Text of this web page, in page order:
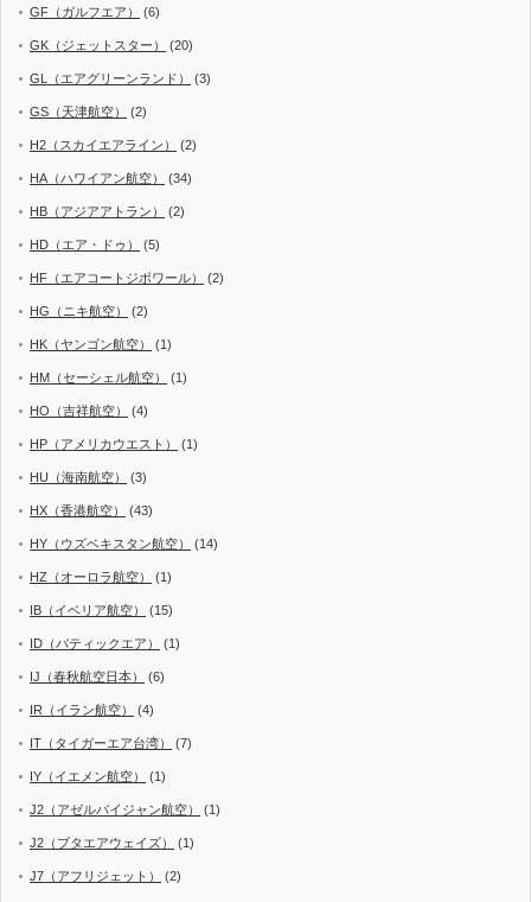
GF（ガルフエア） (6)
GK（ジェットスター） (20)
GL（エアグリーンランド） (3)
GS（天津航空） (2)
H2（スカイエアライン） (2)
HA（ハワイアン航空） (34)
HB（アジアアトラン） (2)
HD（エア・ドゥ） (5)
HF（エアコートジボワール） (2)
HG（ニキ航空） (2)
HK（ヤンゴン航空） (1)
HM（セーシェル航空） (1)
HO（吉祥航空） (4)
HP（アメリカウエスト） (1)
HU（海南航空） (3)
HX（香港航空） (43)
HY（ウズベキスタン航空） (14)
HZ（オーロラ航空） (1)
IB（イベリア航空） (15)
ID（バティックエア） (1)
IJ（春秋航空日本） (6)
IR（イラン航空） (4)
IT（タイガーエア台湾） (7)
IY（イエメン航空） (1)
J2（アゼルバイジャン航空） (1)
J2（ブタエアウェイズ） (1)
J7（アフリジェット） (2)